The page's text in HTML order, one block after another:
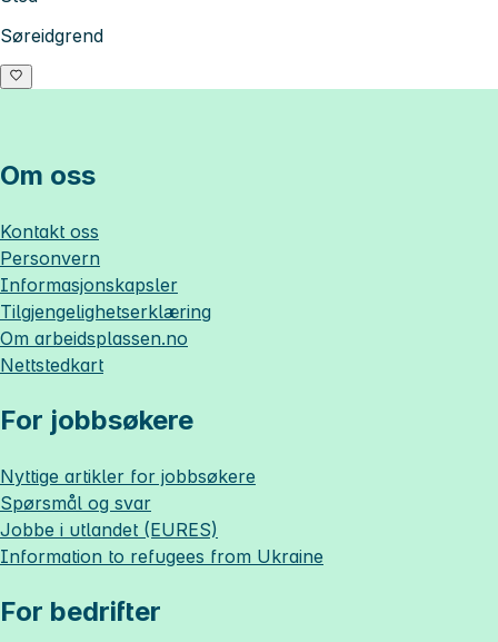
Søreidgrend
Om oss
Kontakt oss
Personvern
Informasjonskapsler
Tilgjengelighetserklæring
Om arbeidsplassen.no
Nettstedkart
For jobbsøkere
Nyttige artikler for jobbsøkere
Spørsmål og svar
Jobbe i utlandet (EURES)
Information to refugees from Ukraine
For bedrifter